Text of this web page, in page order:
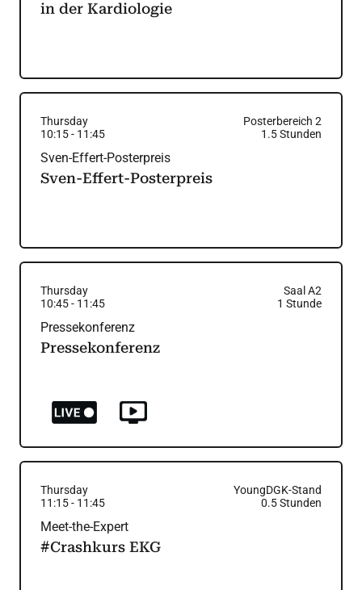
in der Kardiologie
Thursday
Posterbereich 2
10:15- 11:45 1.5Stunden
Sven-Effert-Posterpreis
Sven-Effert-Posterpreis
Thursday
Saal A2
10:45- 11:45 1 Stunde
Pressekonferenz
Pressekonferenz
Thursday
YoungDGK-Stand
11:15- 11:45 0.5Stunden
Meet-the-Expert
#Crashkurs EKG